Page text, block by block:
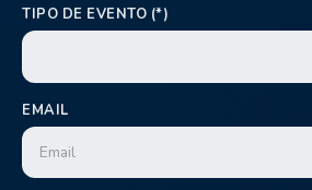
TIPO DE EVENTO (*)
EMAIL